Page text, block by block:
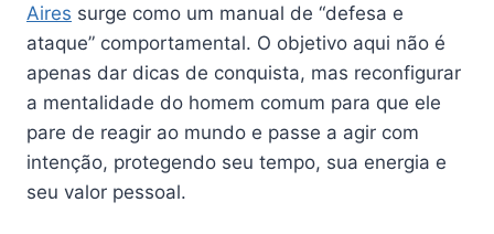
Aires surge como um manual de “defesa e
ataque” comportamental. O objetivo aqui não é
apenas dar dicas de conquista, mas reconfigurar
a mentalidade do homem comum para que ele
pare de reagir ao mundo e passe a agir com
intenção, protegendo seu tempo, sua energia e
seu valor pessoal.